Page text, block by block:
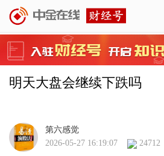
明天大盘会继续下跌吗
第六感觉
2026-05-27 16:19:07
24712